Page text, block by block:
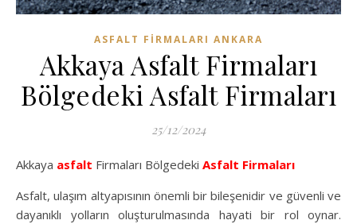
ASFALT FIRMALARI ANKARA
Akkaya Asfalt Firmaları
Bölgedeki Asfalt Firmaları
25/12/2024
Akkaya asfalt Firmaları Bölgedeki Asfalt Firmaları
Asfalt, ulaşım altyapısının önemli bir bileşenidir ve güvenli ve
dayanıklı yolların oluşturulmasında hayati bir rol oynar.